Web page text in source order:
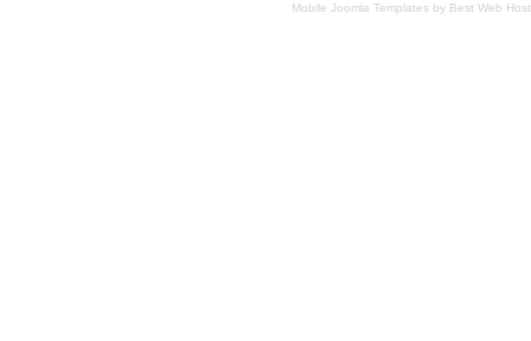
Mobile Joomla Templates by Best Web Host